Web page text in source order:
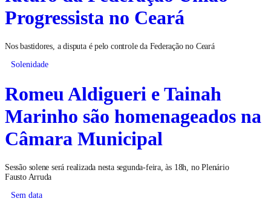
Progressista no Ceará
Nos bastidores, a disputa é pelo controle da Federação no Ceará
Solenidade
Romeu Aldigueri e Tainah
Marinho são homenageados na
Câmara Municipal
Sessão solene será realizada nesta segunda-feira, às 18h, no Plenário
Fausto Arruda
Sem data